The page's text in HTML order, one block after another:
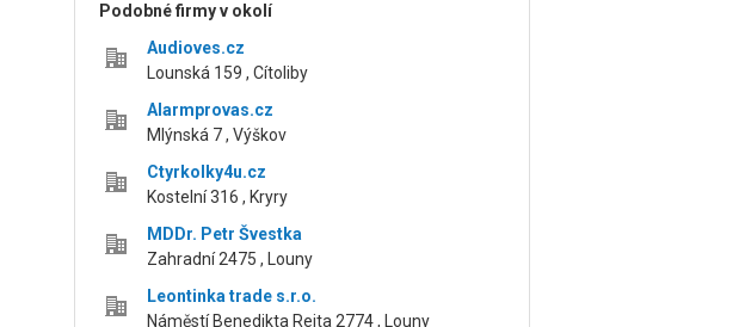
Podobné firmy v okolí
Audioves.cz
Lounská 159 , Cítoliby
Alarmprovas.cz
Mlýnská 7 , Výškov
Ctyrkolky4u.cz
Kostelní 316 , Kryry
MDDr. Petr Švestka
Zahradní 2475 , Louny
Leontinka trade s.r.o.
Náměstí Benedikta Rejta 2774 , Louny